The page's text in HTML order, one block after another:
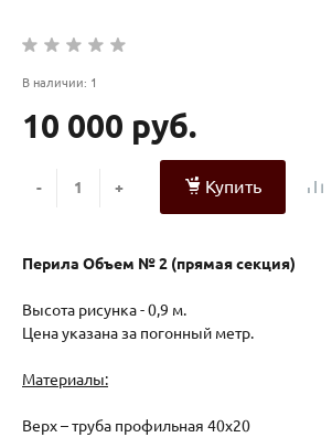
В наличии: 1
10 000 руб.
- + Купить
Перила Объем № 2 (прямая секция)
Высота рисунка - 0,9 м.
Цена указана за погонный метр.
Материалы:
Верх – труба профильная 40х20